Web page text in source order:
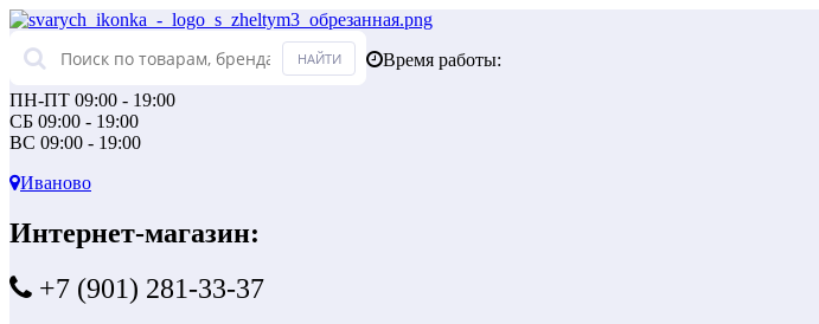
Время работы:
ПН-ПТ 09:00 - 19:00
СБ 09:00 - 19:00
ВС 09:00 - 19:00
Иваново
Интернет-магазин:
+7 (901) 281-33-37